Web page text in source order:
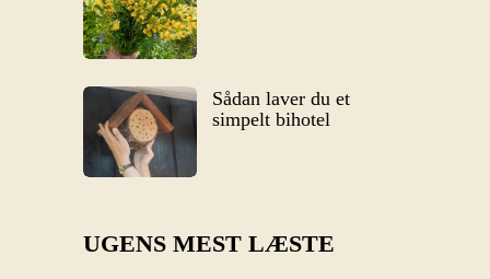
Sådan laver du et
simpelt bihotel
UGENS MEST LÆSTE